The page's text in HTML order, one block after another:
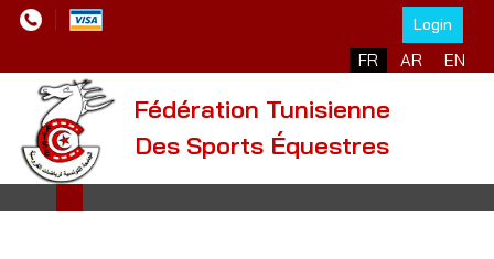
Login
FR AR EN
Fédération Tunisienne
Des Sports Équestres